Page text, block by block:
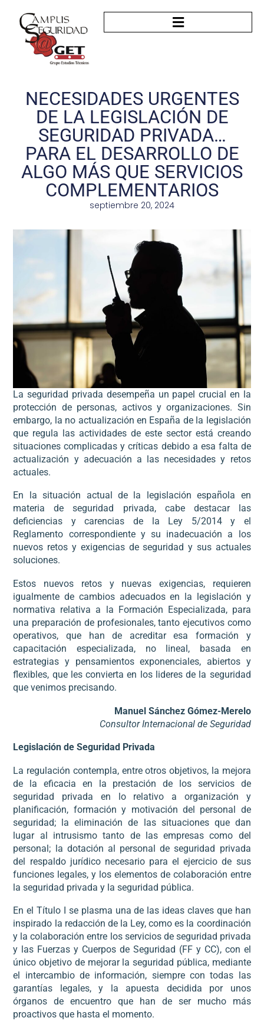
NECESIDADES URGENTES
DE LA LEGISLACIÓN DE
SEGURIDAD PRIVADA…
PARA EL DESARROLLO DE
ALGO MÁS QUE SERVICIOS
COMPLEMENTARIOS
septiembre 20, 2024
La seguridad privada desempeña un papel crucial en la
protección de personas, activos y organizaciones. Sin
embargo, la no actualización en España de la legislación
que regula las actividades de este sector está creando
situaciones complicadas y críticas debido a esa falta de
actualización y adecuación a las necesidades y retos
actuales.
En la situación actual de la legislación española en
materia de seguridad privada, cabe destacar las
deficiencias y carencias de la Ley 5/2014 y el
Reglamento correspondiente y su inadecuación a los
nuevos retos y exigencias de seguridad y sus actuales
soluciones.
Estos nuevos retos y nuevas exigencias, requieren
igualmente de cambios adecuados en la legislación y
normativa relativa a la Formación Especializada, para
una preparación de profesionales, tanto ejecutivos como
operativos, que han de acreditar esa formación y
capacitación especializada, no lineal, basada en
estrategias y pensamientos exponenciales, abiertos y
flexibles, que les convierta en los lideres de la seguridad
que venimos precisando.
Manuel Sánchez Gómez-Merelo
Consultor Internacional de Seguridad
Legislación de Seguridad Privada
La regulación contempla, entre otros objetivos, la mejora
de la eficacia en la prestación de los servicios de
seguridad privada en lo relativo a organización y
planificación, formación y motivación del personal de
seguridad; la eliminación de las situaciones que dan
lugar al intrusismo tanto de las empresas como del
personal; la dotación al personal de seguridad privada
del respaldo jurídico necesario para el ejercicio de sus
funciones legales, y los elementos de colaboración entre
la seguridad privada y la seguridad pública.
En el Título I se plasma una de las ideas claves que han
inspirado la redacción de la Ley, como es la coordinación
y la colaboración entre los servicios de seguridad privada
y las Fuerzas y Cuerpos de Seguridad (FF y CC), con el
único objetivo de mejorar la seguridad pública, mediante
el intercambio de información, siempre con todas las
garantías legales, y la apuesta decidida por unos
órganos de encuentro que han de ser mucho más
proactivos que hasta el momento.